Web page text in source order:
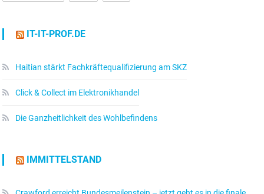
IT-IT-PROF.DE
Haitian stärkt Fachkräftequalifizierung am SKZ
Click & Collect im Elektronikhandel
Die Ganzheitlichkeit des Wohlbefindens
IMMITTELSTAND